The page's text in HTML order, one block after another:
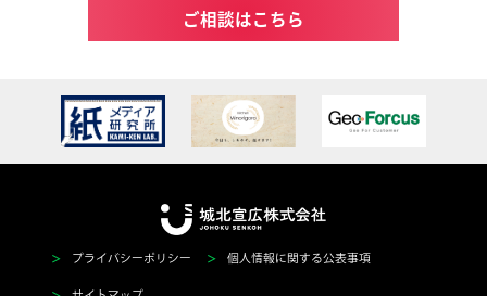
ご相談はこちら
＞ プライバシーポリシー ＞ 個人情報に関する公表事項